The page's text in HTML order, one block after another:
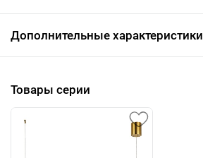
Дополнительные характеристики
Товары серии